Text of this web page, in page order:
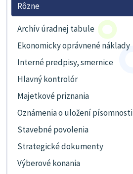
Rôzne
Archív úradnej tabule
Ekonomicky oprávnené náklady
Interné predpisy, smernice
Hlavný kontrolór
Majetkové priznania
Oznámenia o uložení písomnosti
Stavebné povolenia
Strategické dokumenty
Výberové konania